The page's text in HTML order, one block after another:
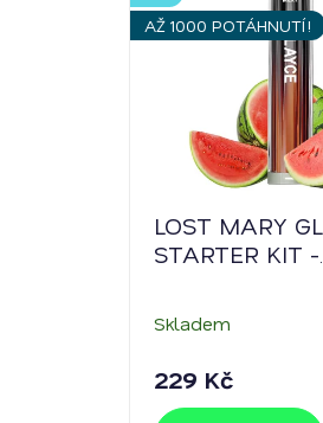
AŽ 1000 POTÁHNUTÍ!
LOST MARY
STARTER KIT -
Skladem
229 Kč